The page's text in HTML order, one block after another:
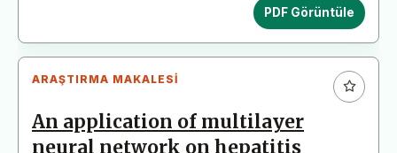
PDF Görüntüle
ARAŞTIRMA MAKALESI
An application of multilayer
neural network on hepatitis